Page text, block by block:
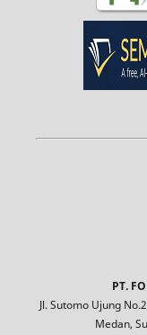
PT.
Jl. Sutomo Ujung
Medan,